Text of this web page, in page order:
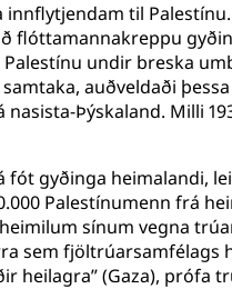
til
flóttamannakreppu
undir breska
auðveldaði
Þýskaland. Milli
gyðinga heimalandi,
Palestínumenn frá
sínum vegna
sem fjöltrúarsamfélags
heilagra” (Gaza),